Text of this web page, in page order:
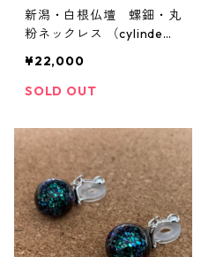
新潟・白根仏壇 螺鈿・丸
粉ネックレス （cylinde
¥22,000
SOLD OUT